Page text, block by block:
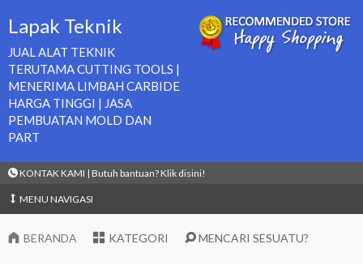
Lapak Teknik
JUAL ALAT TEKNIK
TERUTAMA CUTTING TOOLS |
MENERIMA LIMBAH CARBIDE
HARGA TINGGI | JASA
PEMBUATAN MOLD DAN
PART
KONTAK KAMI | Butuh bantuan? Klik disini!
MENU NAVIGASI
BERANDA KATEGORI MENCARI SESUATU?